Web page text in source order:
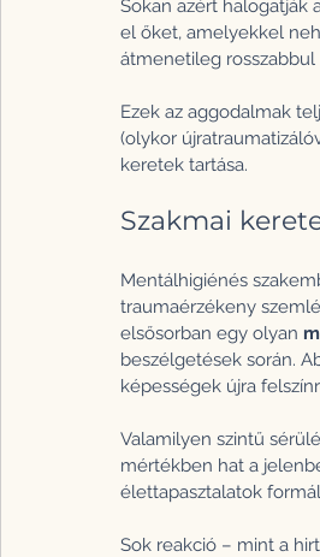
Sokan azért halogatják
el őket, amelyekkel
átmenetileg rosszabbul
Ezek az aggodalmak
(olykor
keretek tartása.
Szakmai
Mentálhigiénés
traumaérzékeny
elsősorban egy olyan
beszélgetések során.
képességek újra
Valamilyen szintű
mértékben hat a
élettapasztalatok
Sok reakció – mint a